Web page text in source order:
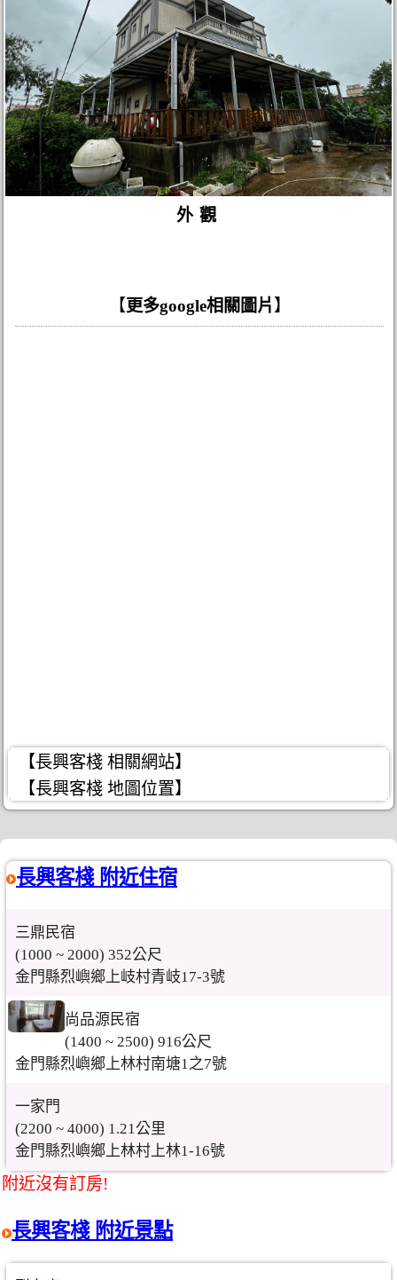
外觀
【 更多google相關圖片 】
【長興客棧 相關網站】
【長興客棧 地圖位置】
長興客棧 附近住宿
三鼎民宿
(1000 ~ 2000) 352公尺
金門縣烈嶼鄉上岐村青岐17-3號
尚品源民宿
(1400 ~ 2500) 916公尺
金門縣烈嶼鄉上林村南塘1之7號
一家門
(2200 ~ 4000) 1.21公里
金門縣烈嶼鄉上林村上林1-16號
附近沒有訂房!
長興客棧 附近景點